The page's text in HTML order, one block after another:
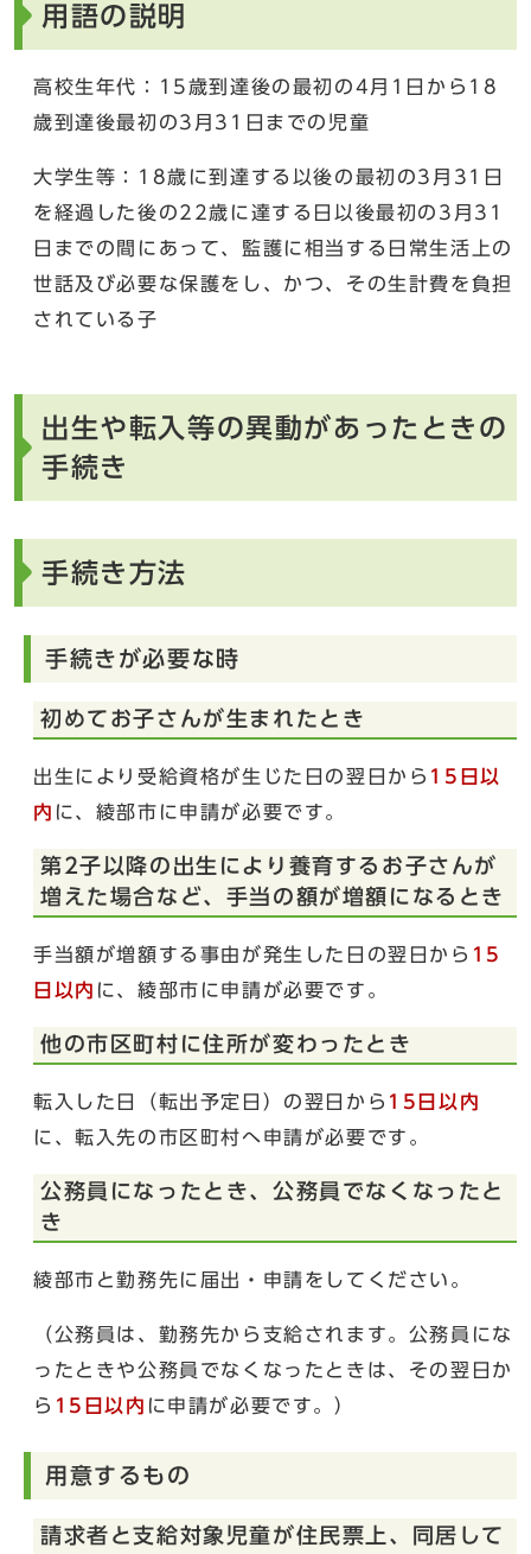
用語の説明
高校生年代：15歳到達後の最初の4月1日から18
歳到達後最初の3月31日までの児童
大学生等：18歳に到達する以後の最初の3月31日
を経過した後の22歳に達する日以後最初の3月31
日までの間にあって、監護に相当する日常生活上の
世話及び必要な保護をし、かつ、その生計費を負担
されている子
出生や転入等の異動があったときの
手続き
手続き方法
手続きが必要な時
初めてお子さんが生まれたとき
出生により受給資格が生じた日の翌日から 15日以
内 に、綾部市に申請が必要です。
第2子以降の出生により養育するお子さんが
増えた場合など、手当の額が増額になるとき
手当額が増額する事由が発生した日の翌日から 15
日以内 に、綾部市に申請が必要です。
他の市区町村に住所が変わったとき
転入した日（転出予定日）の翌日から 15日以内
に、転入先の市区町村へ申請が必要です。
公務員になったとき、公務員でなくなったと
き
綾部市と勤務先に届出・申請をしてください。
（公務員は、勤務先から支給されます。公務員にな
ったときや公務員でなくなったときは、その翌日か
ら 15日以内 に申請が必要です。）
用意するもの
請求者と支給対象児童が住民票上、同居して